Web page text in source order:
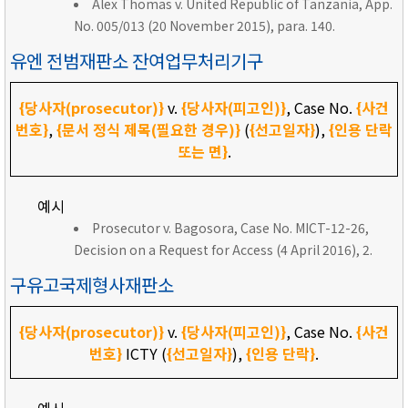
Alex Thomas v. United Republic of Tanzania, App.
No. 005/013 (20 November 2015), para. 140.
유엔 전범재판소 잔여업무처리기구
{당사자(prosecutor)}v. {당사자(피고인)}, Case No. {사건
번호},{문서 정식 제목(필요한 경우)} ({선고일자}),{인용 단락
또는 면}.
예시
Prosecutor v. Bagosora, Case No. MICT-12-26,
Decision on a Request for Access (4 April 2016), 2.
구유고국제형사재판소
{당사자(prosecutor)}v. {당사자(피고인)}, Case No. {사건
번호} ICTY ({선고일자}),{인용 단락}.